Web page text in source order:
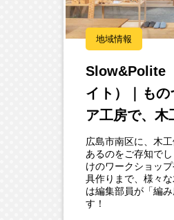
地域情報
Slow&Polite
イト）｜も
ア工房で、木
広島市南区に、木
あるのをご存知で
けのワークショッ
具作りまで、様々
は編集部員が「編
す！